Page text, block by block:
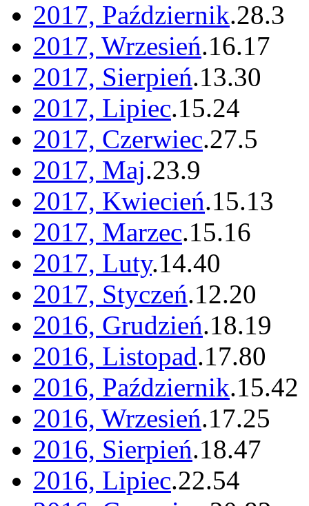
2017, Październik.28.3
2017, Wrzesień.16.17
2017, Sierpień.13.30
2017, Lipiec.15.24
2017, Czerwiec.27.5
2017, Maj.23.9
2017, Kwiecień.15.13
2017, Marzec.15.16
2017, Luty.14.40
2017, Styczeń.12.20
2016, Grudzień.18.19
2016, Listopad.17.80
2016, Październik.15.42
2016, Wrzesień.17.25
2016, Sierpień.18.47
2016, Lipiec.22.54